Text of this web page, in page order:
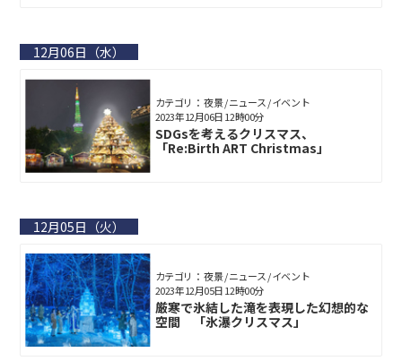
12月06日（水）
カテゴリ： 夜景 / ニュース / イベント
SDGsを考えるクリスマス、
「Re:Birth ART Christmas」
2023年12月06日 12時00分
12月05日（火）
カテゴリ： 夜景 / ニュース / イベント
厳寒で氷結した滝を表現した幻想的な
空間 「氷瀑クリスマス」
2023年12月05日 12時00分